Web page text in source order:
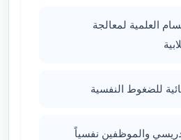
العلمية لمعالجة
للضغوط النفسية
والموظفين نفسياً